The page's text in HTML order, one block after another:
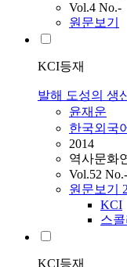
Vol.4 No.-
원문보기
KCI등재
발해 도성의 생
윤재운
한국외국
2014
역사문화
Vol.52 No.-
원문보기
KCI
스
KCI등재